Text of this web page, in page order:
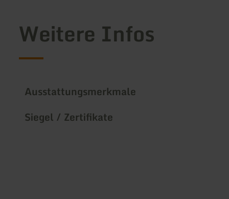
Weitere Infos
Ausstattungsmerkmale
Siegel / Zertifikate